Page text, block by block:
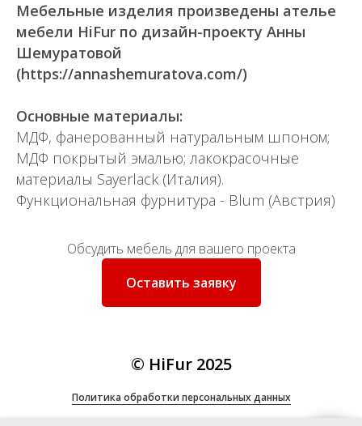
Мебельные изделия произведены ателье
мебели HiFur по дизайн-проекту Анны
Шемуратовой
(https://annashemuratova.com/)
Основные материалы:
МДФ, фанерованный натуральным шпоном;
МДФ покрытый эмалью; лакокрасочные
материалы Sayerlack (Италия).
Функциональная фурнитура - Blum (Австрия)
Обсудить мебель для вашего проекта
Оставить заявку
© HiFur 2025
Политика обработки персональных данных